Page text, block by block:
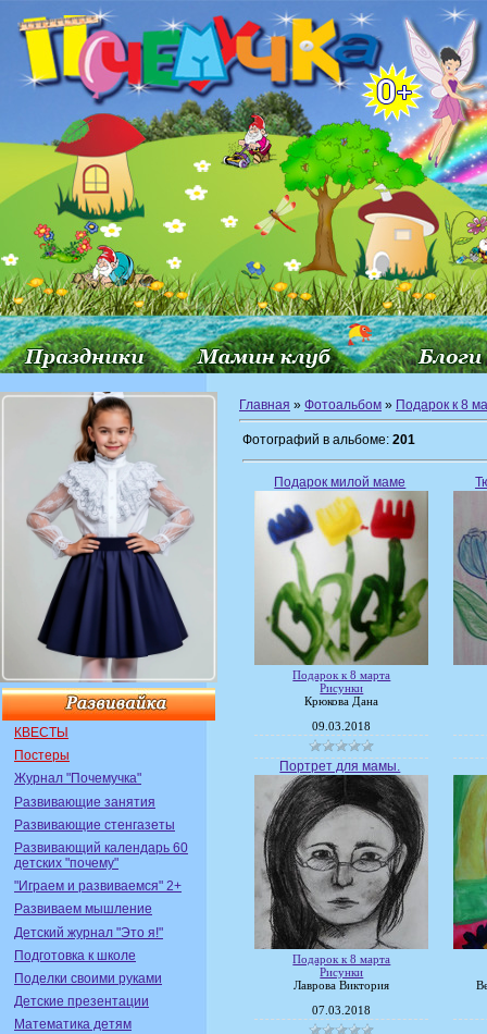
КВЕСТЫ
Постеры
Журнал "Почемучка"
Развивающие занятия
Развивающие стенгазеты
Развивающий календарь 60
детских "почему"
"Играем и развиваемся" 2+
Развиваем мышление
Детский журнал "Это я!"
Подготовка к школе
Поделки своими руками
Детские презентации
Математика детям
Главная » Фотоальбом » Подарок к 8
Фотографий в альбоме: 201
Подарок милой маме
Подарок к 8 марта
Рисунки
Крюкова Дана
09.03.2018
Портрет для мамы.
Подарок к 8 марта
Рисунки
Лаврова Виктория
07.03.2018